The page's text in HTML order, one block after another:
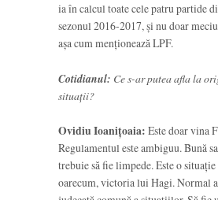
ia în calcul toate cele patru partide
sezonul 2016-2017, și nu doar
așa cum menționează LPF.
Cotidianul: Ce s-ar putea afla la
situații?
Ovidiu Ioanițoaia: Este doar vina
Regulamentul este ambiguu. Bună
trebuie să fie limpede. Este o
oarecum, victoria lui Hagi. Normal